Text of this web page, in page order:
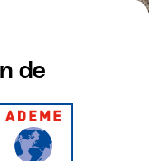
de